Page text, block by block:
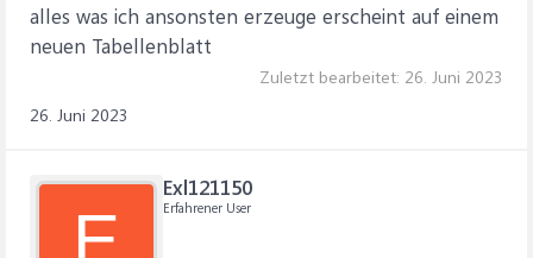
alles was ich ansonsten erzeuge erscheint auf einem
neuen Tabellenblatt
Zuletzt bearbeitet: 26. Juni 2023
26. Juni 2023
E
Exl121150
Erfahrener User